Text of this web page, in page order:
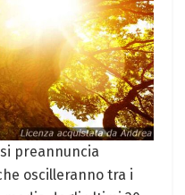
preannuncia
oscilleranno tra i